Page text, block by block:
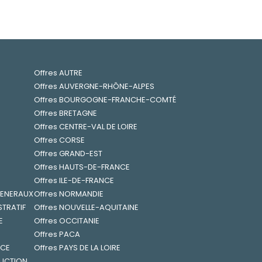
Offres AUTRE
Offres AUVERGNE-RHÔNE-ALPES
Offres BOURGOGNE-FRANCHE-COMTÉ
Offres BRETAGNE
Offres CENTRE-VAL DE LOIRE
Offres CORSE
Offres GRAND-EST
Offres HAUTS-DE-FRANCE
Offres ILE-DE-FRANCE
Offres NORMANDIE
Offres NOUVELLE-AQUITAINE
Offres OCCITANIE
Offres PACA
Offres PAYS DE LA LOIRE